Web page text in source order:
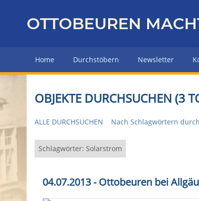
z
r
H
u
p
e
OTTOBEUREN
Home Durchstöbern Newsletter
OBJEKTE DURCHSUCHEN (3
ALLE DURCHSUCHEN Nach Schlagwörtern
Schlagwörter: Solarstrom
04.07.2013 - Ottobeuren bei